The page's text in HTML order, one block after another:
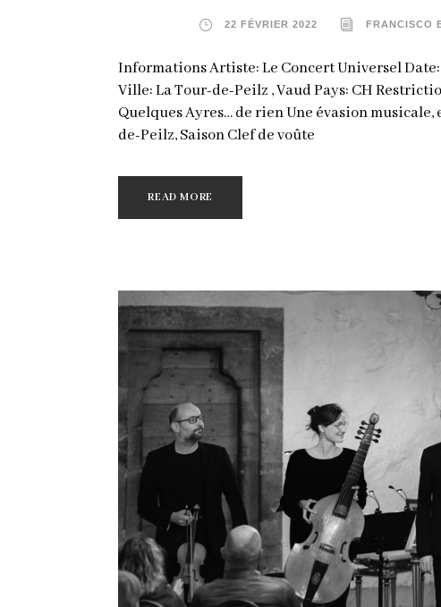
22 FÉVRIER 2022 FRANCISCO
Informations Artiste: Le Concert Universel
Ville: La Tour-de-Peilz , Vaud Pays: CH
Quelques Ayres… de rien Une évasion
de-Peilz, Saison Clef de voûte
READ MORE